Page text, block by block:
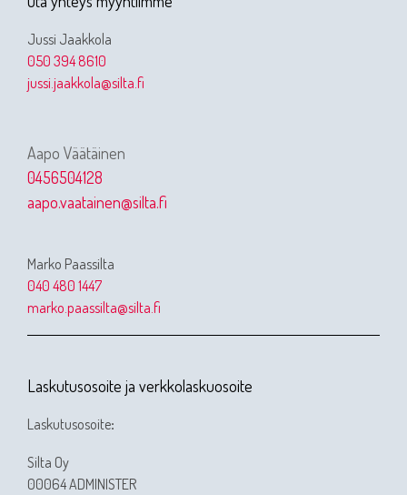
Jussi Jaakkola
050 394 8610
jussi.jaakkola@silta.fi
Aapo Väätäinen
0456504128
aapo.vaatainen@silta.fi
Marko Paassilta
040 480 1447
marko.paassilta@silta.fi
Laskutusosoite ja verkkolaskuosoite
Laskutusosoite:
Silta Oy
00064 ADMINISTER